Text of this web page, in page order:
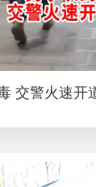
交警火速开